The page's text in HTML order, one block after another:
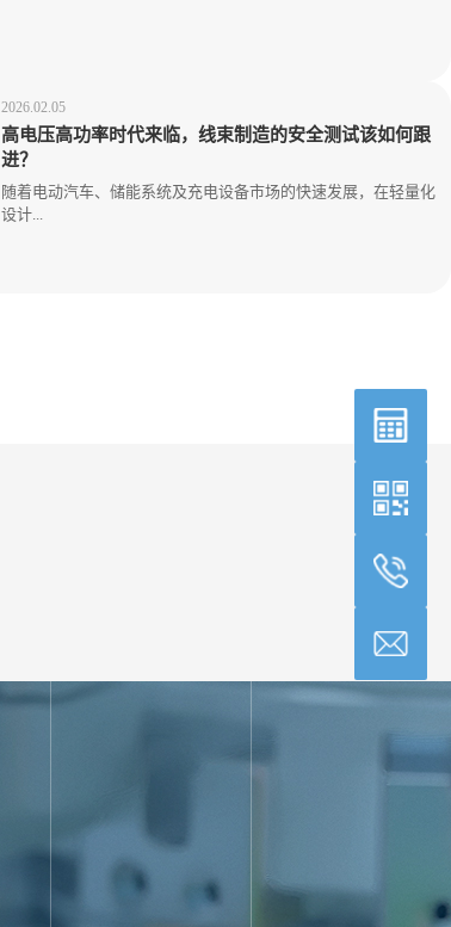
2026.02.05
高电压高功率时代来临，线束制造的安全测试该如何跟
进？
随着电动汽车、储能系统及充电设备市场的快速发展，在轻量化
设计...